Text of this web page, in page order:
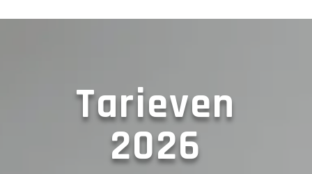
Tarieven
2026